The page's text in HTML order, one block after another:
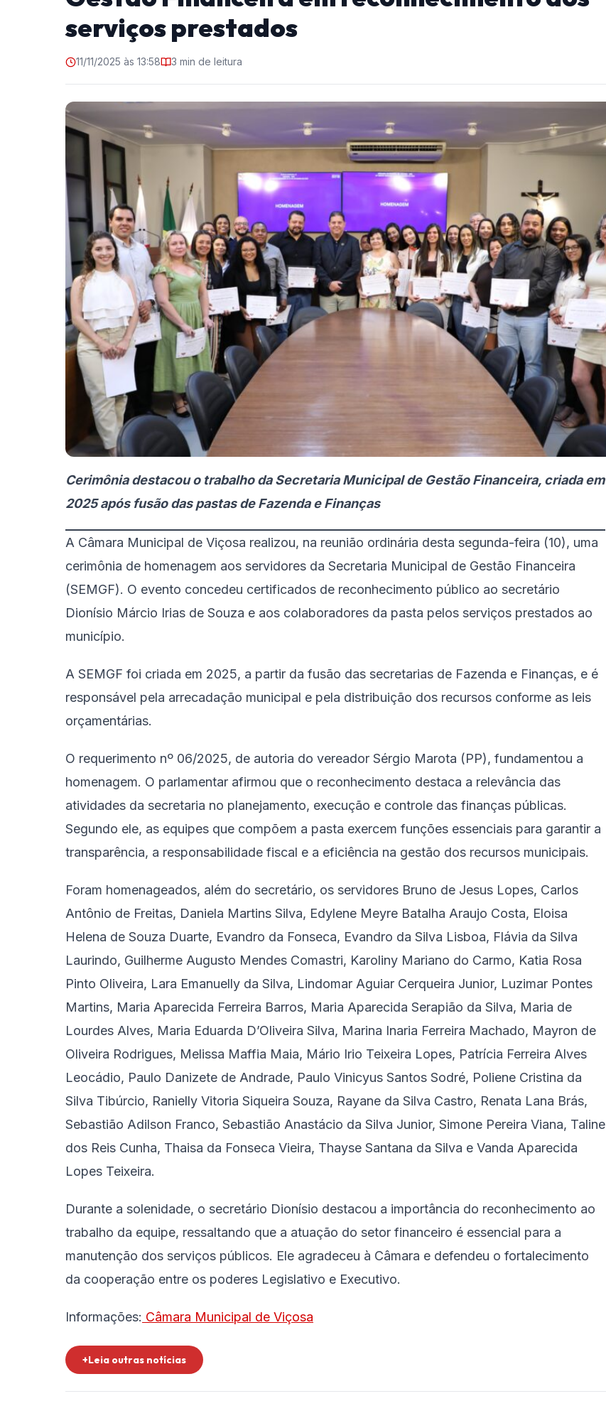
serviços prestados
11/11/2025 às 13:58 3 min de leitura
Cerimônia destacou o trabalho da Secretaria Municipal de Gestão Financeira, criada em
2025 após fusão das pastas de Fazenda e Finanças
A Câmara Municipal de Viçosa realizou, na reunião ordinária desta segunda-feira (10), uma
cerimônia de homenagem aos servidores da Secretaria Municipal de Gestão Financeira
(SEMGF). O evento concedeu certificados de reconhecimento público ao secretário
Dionísio Márcio Irias de Souza e aos colaboradores da pasta pelos serviços prestados ao
município.
A SEMGF foi criada em 2025, a partir da fusão das secretarias de Fazenda e Finanças, e é
responsável pela arrecadação municipal e pela distribuição dos recursos conforme as leis
orçamentárias.
O requerimento nº 06/2025, de autoria do vereador Sérgio Marota (PP), fundamentou a
homenagem. O parlamentar afirmou que o reconhecimento destaca a relevância das
atividades da secretaria no planejamento, execução e controle das finanças públicas.
Segundo ele, as equipes que compõem a pasta exercem funções essenciais para garantir a
transparência, a responsabilidade fiscal e a eficiência na gestão dos recursos municipais.
Foram homenageados, além do secretário, os servidores Bruno de Jesus Lopes, Carlos
Antônio de Freitas, Daniela Martins Silva, Edylene Meyre Batalha Araujo Costa, Eloisa
Helena de Souza Duarte, Evandro da Fonseca, Evandro da Silva Lisboa, Flávia da Silva
Laurindo, Guilherme Augusto Mendes Comastri, Karoliny Mariano do Carmo, Katia Rosa
Pinto Oliveira, Lara Emanuelly da Silva, Lindomar Aguiar Cerqueira Junior, Luzimar Pontes
Martins, Maria Aparecida Ferreira Barros, Maria Aparecida Serapião da Silva, Maria de
Lourdes Alves, Maria Eduarda D’Oliveira Silva, Marina Inaria Ferreira Machado, Mayron de
Oliveira Rodrigues, Melissa Maffia Maia, Mário Irio Teixeira Lopes, Patrícia Ferreira Alves
Leocádio, Paulo Danizete de Andrade, Paulo Vinicyus Santos Sodré, Poliene Cristina da
Silva Tibúrcio, Ranielly Vitoria Siqueira Souza, Rayane da Silva Castro, Renata Lana Brás,
Sebastião Adilson Franco, Sebastião Anastácio da Silva Junior, Simone Pereira Viana, Taline
dos Reis Cunha, Thaisa da Fonseca Vieira, Thayse Santana da Silva e Vanda Aparecida
Lopes Teixeira.
Durante a solenidade, o secretário Dionísio destacou a importância do reconhecimento ao
trabalho da equipe, ressaltando que a atuação do setor financeiro é essencial para a
manutenção dos serviços públicos. Ele agradeceu à Câmara e defendeu o fortalecimento
da cooperação entre os poderes Legislativo e Executivo.
Informações: Câmara Municipal de Viçosa
+Leia outras notícias